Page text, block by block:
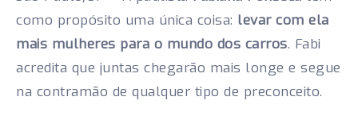
como propósito uma única coisa: levar com ela
mais mulheres para o mundo dos carros. Fabi
acredita que juntas chegarão mais longe e segue
na contramão de qualquer tipo de preconceito.